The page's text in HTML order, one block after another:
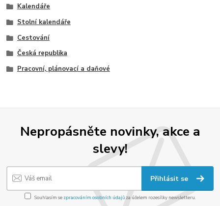
Kalendáře
Stolní kalendáře
Cestování
Česká republika
Pracovní, plánovací a daňové
Nepropásněte novinky, akce a
slevy!
Přihlásit se
Souhlasím se zpracováním osobních údajůza účelem rozesílky newsletteru.